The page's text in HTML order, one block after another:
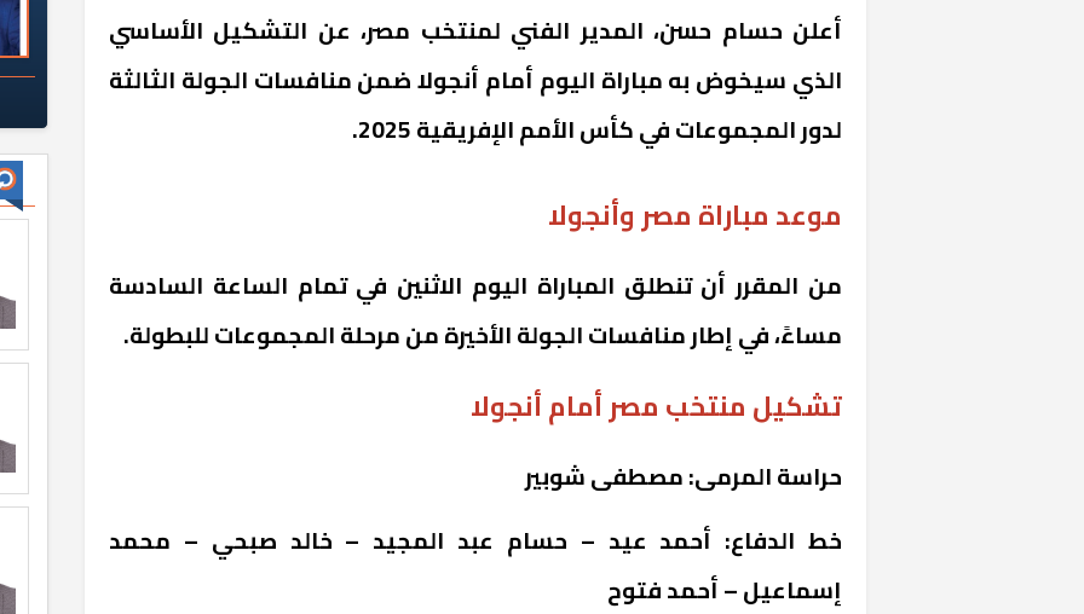
أعلن حسام حسن، المدير الفني لمنتخب مصر، عن التشكيل الأساسي
الذي سيخوض به مباراة اليوم أمام أنجولا ضمن منافسات الجولة الثالثة
لدور المجموعات في كأس الأمم الإفريقية 2025.
موعد مباراة مصر وأنجولا
من المقرر أن تنطلق المباراة اليوم الاثنين في تمام الساعة السادسة
مساءً، في إطار منافسات الجولة الأخيرة من مرحلة المجموعات للبطولة.
تشكيل منتخب مصر أمام أنجولا
حراسة المرمى: مصطفى شوبير
خط الدفاع: أحمد عيد – حسام عبد المجيد – خالد صبحي – محمد
إسماعيل – أحمد فتوح